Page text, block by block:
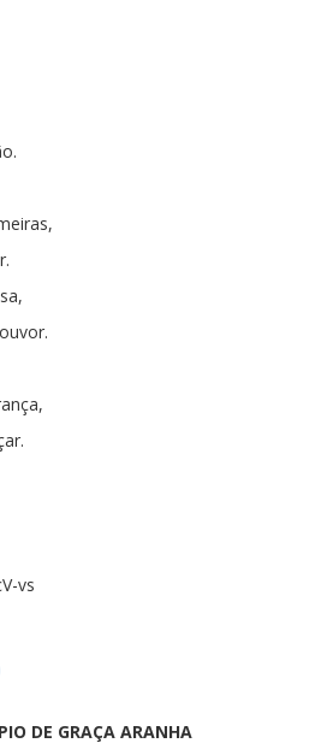
vs
DE GRAÇA ARANHA